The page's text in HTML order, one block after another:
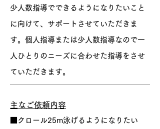
少人数指導でできるようになりたいこと
に向けて、サポートさせていただきま
す。個人指導または少人数指導なので一
人ひとりのニーズに合わせた指導をさせ
ていただきます。
​主なご依頼内容
■クロール25m泳げるようになりたい